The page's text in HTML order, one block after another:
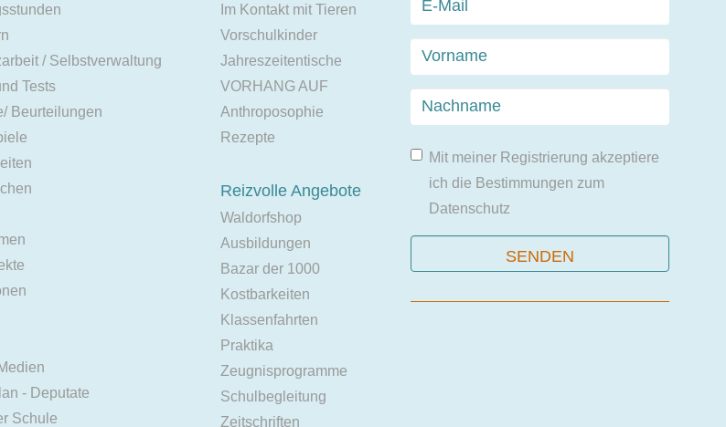
/ Selbstverwaltung
Tests
Beurteilungen
- Deputate
Schule
Im Kontakt mit Tieren
Vorschulkinder
Jahreszeitentische
VORHANG AUF
Anthroposophie
Rezepte
Reizvolle Angebote
Waldorfshop
Ausbildungen
Bazar der 1000
Kostbarkeiten
Klassenfahrten
Praktika
Zeugnisprogramme
Schulbegleitung
Zeitschriften
Mit meiner Registrierung akzeptiere
ich die Bestimmungen zum
Datenschutz